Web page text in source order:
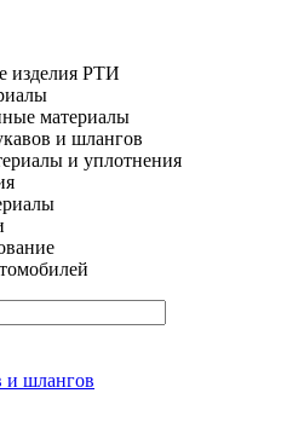
изделия РТИ
материалы
и шлангов
и уплотнения
и шлангов